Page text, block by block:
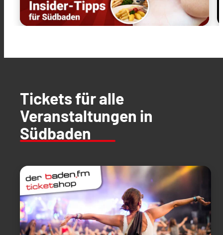
Tickets für alle
Veranstaltungen in
Südbaden